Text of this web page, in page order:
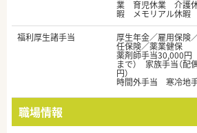
業 育児休業 介護
暇 メモリアル休暇
福利厚生諸手当
厚生年金／雇用保険
任保険／薬業健保
薬剤師手当30,000円
まで） 家族手当（配
円）
時間外手当 寒冷地
職場情報